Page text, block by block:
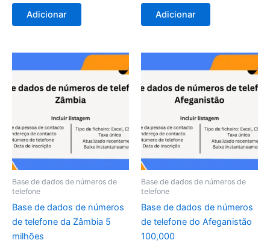
Adicionar Adicionar
Base de dados de números de
telefone
Base de dados de números
de telefone da Zâmbia 5
milhões
Base de dados de números de
telefone
Base de dados de números
de telefone do Afeganistão
100,000